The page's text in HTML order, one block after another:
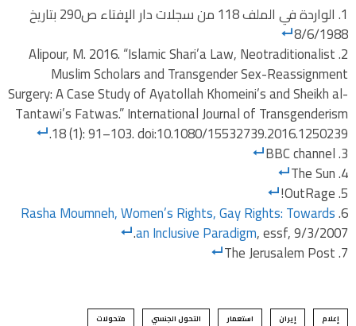
الواردة في الملف 118 من سجلات دار الإفتاء ص290 بتاريخ
8/6/1988
Alipour, M. 2016. “Islamic Shari’a Law, Neotraditionalist
Muslim Scholars and Transgender Sex-Reassignment
Surgery: A Case Study of Ayatollah Khomeini’s and Sheikh al-
Tantawi’s Fatwas.” International Journal of Transgenderism
18 (1): 91–103. doi:10.1080/15532739.2016.1250239.
BBC channel
The Sun
OutRage!
Rasha Moumneh, Women’s Rights, Gay Rights: Towards
an Inclusive Paradigm, essf, 9/3/2007.
The Jerusalem Post
إعلام إيران استعمار التحول الجنسي متحولات